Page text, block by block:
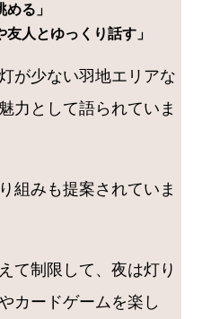
める」
友人とゆっくり話す」
が少ない羽地エリアな
力として語られていま
組みも提案されていま
て制限して、夜は灯り
カードゲームを楽し